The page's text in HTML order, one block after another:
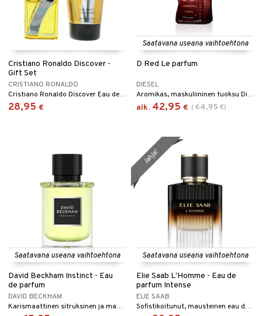
Cristiano Ronaldo Discover -
Gift Set
CRISTIANO RONALDO
Cristiano Ronaldo Discover Eau de toilette 30 ml + Suihkugeeli 150 ml
28,95 €
Saatavana useana vaihtoehtona
D Red Le parfum
DIESEL
Aromikas, maskuliininen tuoksu Dieseliltä.
alk. 42,95 € ( 64,95 €)
Saatavana useana vaihtoehtona
David Beckham Instinct - Eau
de parfum
DAVID BECKHAM
Karismaattinen sitruksinen ja mausteinen eau de parfum David Beckhamilta.
Saatavana useana vaihtoehtona
Elie Saab L'Homme - Eau de
parfum Intense
ELIE SAAB
Sofistikoitunut, mausteinen eau de parfum Elie Saabilta.
lahja!